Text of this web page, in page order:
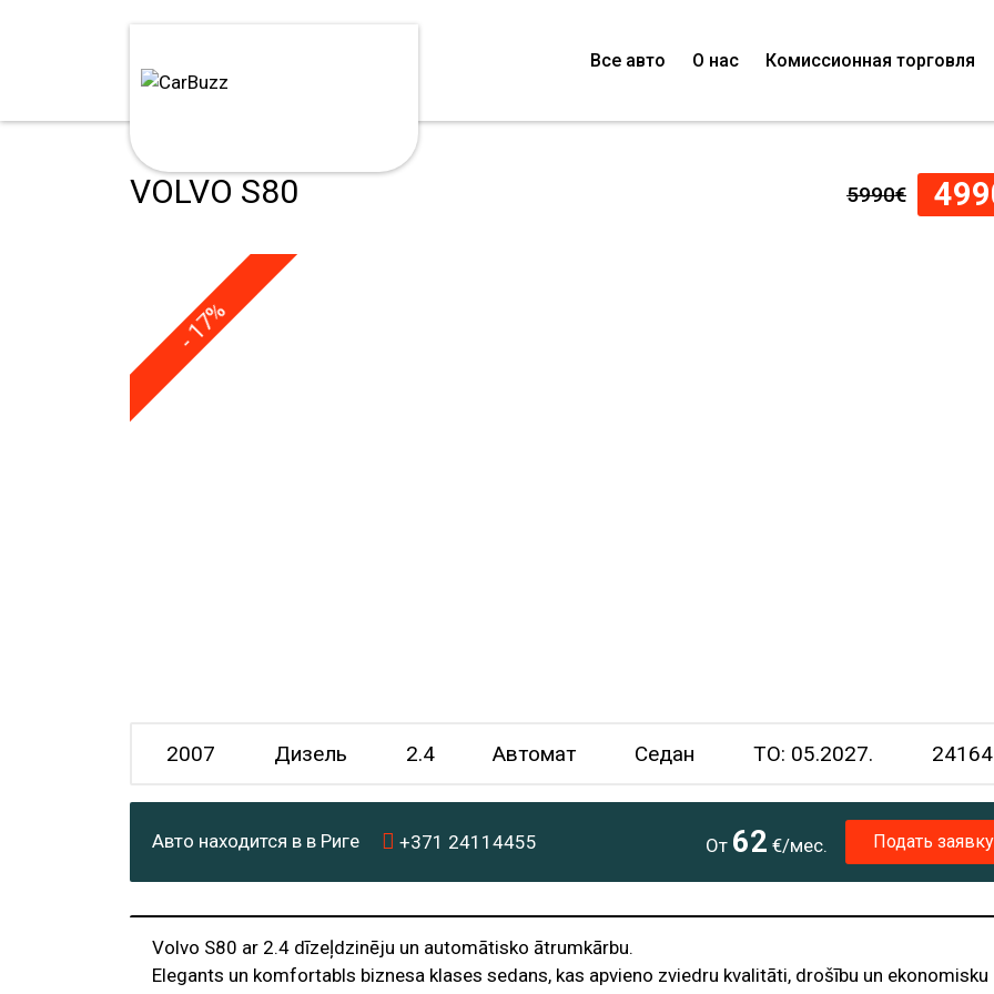
Все авто О нас Комиссионная торговля
VOLVO S80 5990€
- 17%
2007 Дизель 2.4 Автомат Седан TO: 05.2027.
Авто находится в в Риге +371 24114455 От 62 €/мес. Подать заявку
Volvo S80 ar 2.4 dīzeļdzinēju un automātisko ātrumkārbu.
Elegants un komfortabls biznesa klases sedans, kas apvieno zviedru kvalitāti, drošību un ekonomisku